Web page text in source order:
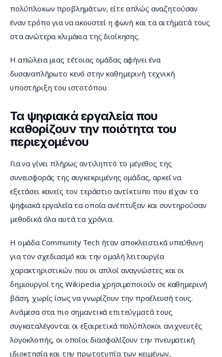
πολύπλοκων προβλημάτων, είτε απλώς αναζητούσαν
έναν τρόπο για να ακουστεί η φωνή και τα αιτήματά τους
στα ανώτερα κλιμάκια της διοίκησης.
Η απώλεια μιας τέτοιας ομάδας αφήνει ένα
δυσαναπλήρωτο κενό στην καθημερινή τεχνική
υποστήριξη του ιστοτόπου.
Τα ψηφιακά εργαλεία που
καθορίζουν την ποιότητα του
περιεχομένου
Για να γίνει πλήρως αντιληπτό το μέγεθος της
συνεισφοράς της συγκεκριμένης ομάδας, αρκεί να
εξετάσει κανείς τον τεράστιο αντίκτυπο που είχαν τα
ψηφιακά εργαλεία τα οποία ανέπτυξαν και συντηρούσαν
μεθοδικά όλα αυτά τα χρόνια.
Η ομάδα Community Tech ήταν αποκλειστικά υπεύθυνη
για τον σχεδιασμό και την ομαλή λειτουργία
χαρακτηριστικών που οι απλοί αναγνώστες και οι
δημιουργοί της Wikipedia χρησιμοποιούν σε καθημερινή
βάση, χωρίς ίσως να γνωρίζουν την προέλευσή τους.
Ανάμεσα στα πιο σημαντικά επιτεύγματά τους
συγκαταλέγονται οι εξαιρετικά πολύπλοκοι ανιχνευτές
λογοκλοπής, οι οποίοι διασφαλίζουν την πνευματική
ιδιοκτησία και την πρωτοτυπία των κειμένων,